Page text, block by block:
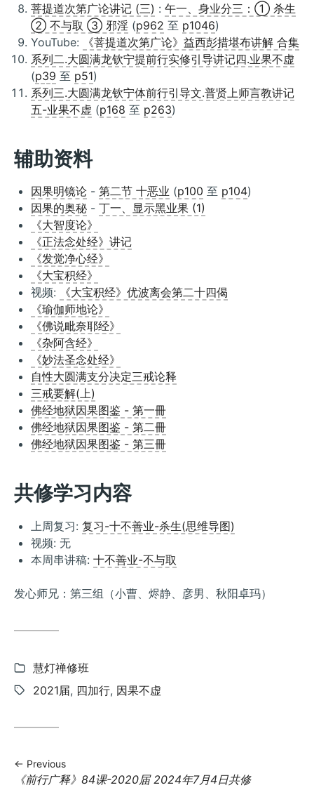
菩提道次第广论讲记 (三) : 午一、身业分三：① 杀生
② 不与取 ③ 邪淫 (p962 至 p1046)
YouTube:
《菩提道次第广论》益西彭措堪布讲解 合集
系列二.大圆满龙钦宁提前行实修引导讲记四.业果不虚
(p39 至 p51)
系列三.大圆满龙钦宁体前行引导文.普贤上师言教讲记
五-业果不虚 (p168 至 p263)
辅助资料
因果明镜论 - 第二节 十恶业 (p100 至 p104)
因果的奥秘 - 丁一、显示黑业果 (1)
《大智度论》
《正法念处经》讲记
《发觉净心经》
《大宝积经》
视频:
《大宝积经》优波离会第二十四偈
《瑜伽师地论》
《佛说毗奈耶经》
《杂阿含经》
《妙法圣念处经》
自性大圆满支分决定三戒论释
三戒要解(上)
佛经地狱因果图鉴 - 第一冊
佛经地狱因果图鉴 - 第二冊
佛经地狱因果图鉴 - 第三冊
共修学习内容
上周复习: 复习-十不善业-杀生(思维导图)
视频: 无
本周串讲稿: 十不善业-不与取
发心师兄：第三组（小曹、烬静、彦男、秋阳卓玛）
Categories:
慧灯禅修班
Tags:
2021届, 四加行, 因果不虚
Previous
Previous
《前行广释》84课-2020届 2024年7月4日共修